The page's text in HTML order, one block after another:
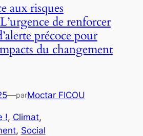
aux risques
de renforcer
précoce pour
du changement
—parMoctar FICOU
!, Climat
, Social